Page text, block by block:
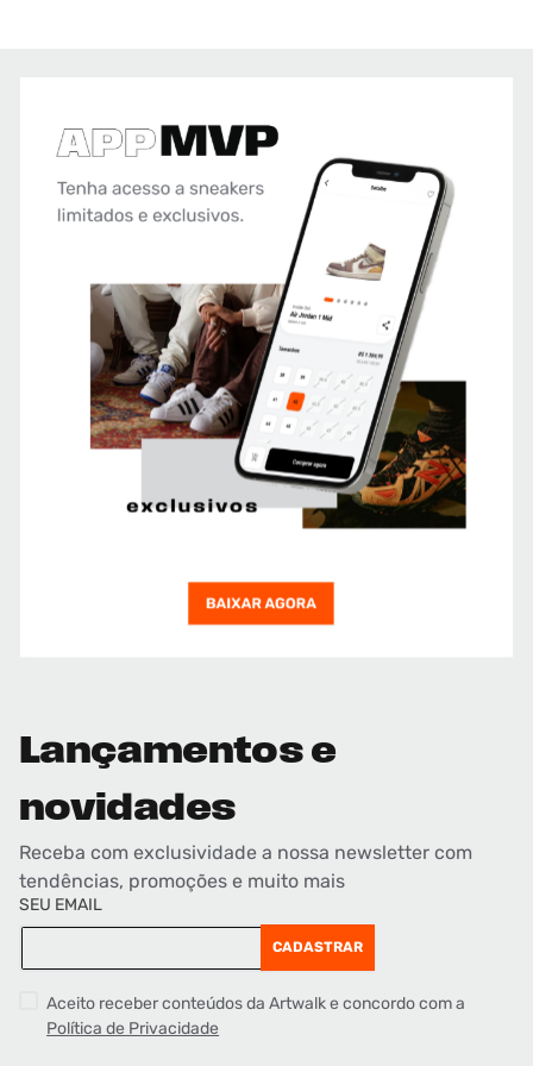
Lançamentos e
novidades
Receba com exclusividade a nossa newsletter com
tendências, promoções e muito mais
SEU EMAIL
CADASTRAR
Aceito receber conteúdos da Artwalk e concordo com a
Política de Privacidade